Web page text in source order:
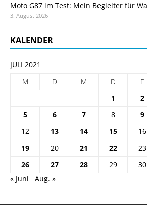
Moto G87 im Test: Mein Begleiter für
3. August 2026
KALENDER
JULI 2021
M
D M D F
1
2
5
6 7 8 9
12
13 14 15 16
19
20 21 22 23
26
27 28 29 30
« Juni
Aug. »